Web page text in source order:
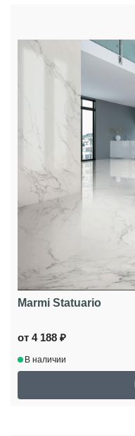
Marmi Statuario
от 4 188 ₽
В наличии